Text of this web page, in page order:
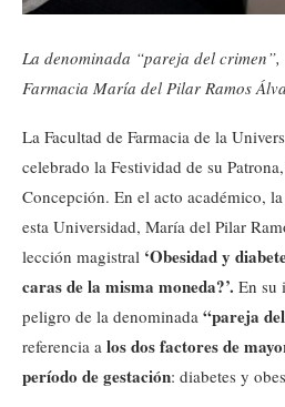
La denominada “pareja del
Farmacia María del Pilar Ramos
La Facultad de Farmacia de la
celebrado la Festividad de su
Concepción. En el acto académico,
esta Universidad, María del Pilar
lección magistral ‘Obesidad y
caras de la misma moneda?’. En su
peligro de la denominada “pareja
referencia a los dos factores de
período de gestación: diabetes y